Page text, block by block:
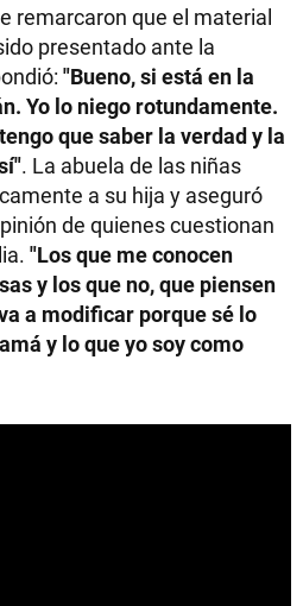
remarcaron que el material
presentado ante la
"Bueno, si está en la
Yo lo niego rotundamente.
que saber la verdad y la
. La abuela de las niñas
a su hija y aseguró
de quienes cuestionan
"Los que me conocen
y los que no, que piensen
a modificar porque sé lo
y lo que yo soy como